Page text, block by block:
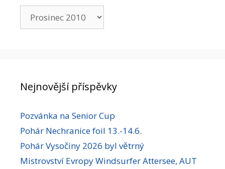
Nejnovější příspěvky
Pozvánka na Senior Cup
Pohár Nechranice foil 13.-14.6.
Pohár Vysočiny 2026 byl větrný
Mistrovství Evropy Windsurfer Attersee, AUT